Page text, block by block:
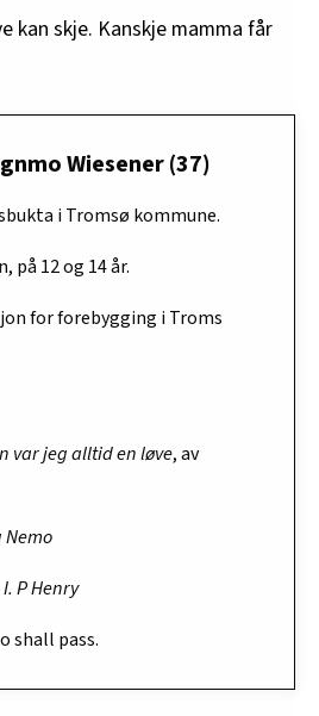
kan skje. Kanskje mamma får
Wiesener (37)
i Tromsø kommune.
på 12 og 14 år.
for forebygging i Troms
var jeg alltid en løve, av
I. P Henry
shall pass.